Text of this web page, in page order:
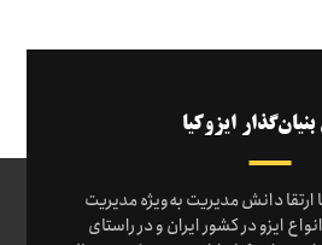
ایزوکیا
دانش مدیریت به‌ویژه مدیریت
ایزو در کشور ایران و در راستای